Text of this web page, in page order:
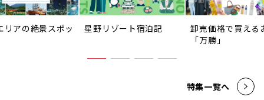
リアの絶景スポッ 星野リゾート宿泊記
卸売価格で買える
「万勝」
特集一覧へ